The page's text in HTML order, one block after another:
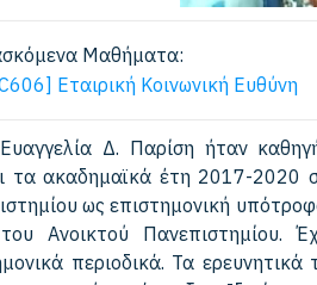
Μαθήματα:
Εταιρική Κοινωνική Ευθύνη
Δ. Παρίση ήταν
τα ακαδημαϊκά έτη 2017-2020
ως επιστημονική
Ανοικτού Πανεπιστημίου.
περιοδικά. Τα